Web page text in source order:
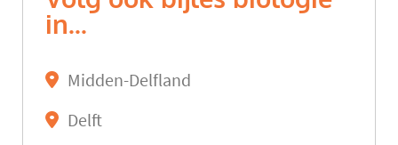
in...
Midden-Delfland
Delft